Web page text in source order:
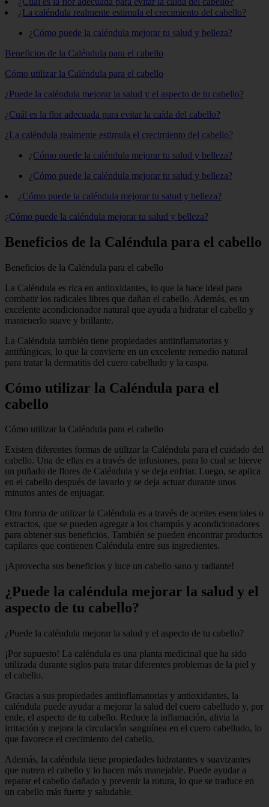
¿La caléndula realmente estimula el crecimiento del cabello?
¿Cómo puede la caléndula mejorar tu salud y belleza?
Beneficios de la Caléndula para el cabello
Cómo utilizar la Caléndula para el cabello
¿Puede la caléndula mejorar la salud y el aspecto de tu cabello?
¿Cuál es la flor adecuada para evitar la caída del cabello?
¿La caléndula realmente estimula el crecimiento del cabello?
¿Cómo puede la caléndula mejorar tu salud y belleza?
¿Cómo puede la caléndula mejorar tu salud y belleza?
¿Cómo puede la caléndula mejorar tu salud y belleza?
¿Cómo puede la caléndula mejorar tu salud y belleza?
Beneficios de la Caléndula para el cabello
Beneficios de la Caléndula para el cabello
La Caléndula es rica en antioxidantes, lo que la hace ideal para
combatir los radicales libres que dañan el cabello. Además, es un
excelente acondicionador natural que ayuda a hidratar el cabello y
mantenerlo suave y brillante.
La Caléndula también tiene propiedades antiinflamatorias y
antifúngicas, lo que la convierte en un excelente remedio natural
para tratar la dermatitis del cuero cabelludo y la caspa.
Cómo utilizar la Caléndula para el
cabello
Cómo utilizar la Caléndula para el cabello
Existen diferentes formas de utilizar la Caléndula para el cuidado del
cabello. Una de ellas es a través de infusiones, para lo cual se hierve
un puñado de flores de Caléndula y se deja enfriar. Luego, se aplica
en el cabello después de lavarlo y se deja actuar durante unos
minutos antes de enjuagar.
Otra forma de utilizar la Caléndula es a través de aceites esenciales o
extractos, que se pueden agregar a los champús y acondicionadores
para obtener sus beneficios. También se pueden encontrar productos
capilares que contienen Caléndula entre sus ingredientes.
¡Aprovecha sus beneficios y luce un cabello sano y radiante!
¿Puede la caléndula mejorar la salud y el
aspecto de tu cabello?
¿Puede la caléndula mejorar la salud y el aspecto de tu cabello?
¡Por supuesto! La caléndula es una planta medicinal que ha sido
utilizada durante siglos para tratar diferentes problemas de la piel y
el cabello.
Gracias a sus propiedades antiinflamatorias y antioxidantes, la
caléndula puede ayudar a mejorar la salud del cuero cabelludo y, por
ende, el aspecto de tu cabello. Reduce la inflamación, alivia la
irritación y mejora la circulación sanguínea en el cuero cabelludo, lo
que favorece el crecimiento del cabello.
Además, la caléndula tiene propiedades hidratantes y suavizantes
que nutren el cabello y lo hacen más manejable. Puede ayudar a
reparar el cabello dañado y prevenir la rotura, lo que se traduce en
un cabello más fuerte y saludable.